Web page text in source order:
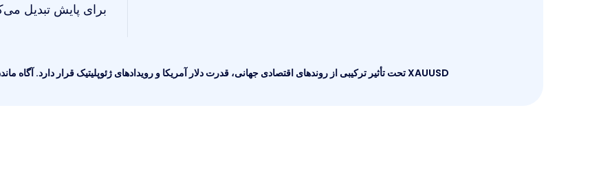
برای پایش تبدیل
XAUUSD تحت تأثیر ترکیبی از روندهای اقتصادی جهانی، قدرت دلار آمریکا و رویدادهای ژئوپلیتیک قرار دارد. آگاه ماندن از این عوامل برای معامله موفق ضروری است.